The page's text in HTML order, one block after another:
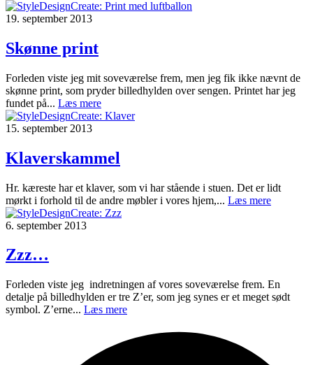
19. september 2013
Skønne print
Forleden viste jeg mit soveværelse frem, men jeg fik ikke nævnt de
skønne print, som pryder billedhylden over sengen. Printet har jeg
fundet på... Læs mere
15. september 2013
Klaverskammel
Hr. kæreste har et klaver, som vi har stående i stuen. Det er lidt
mørkt i forhold til de andre møbler i vores hjem,... Læs mere
6. september 2013
Zzz…
Forleden viste jeg indretningen af vores soveværelse frem. En
detalje på billedhylden er tre Z’er, som jeg synes er et meget sødt
symbol. Z’erne... Læs mere